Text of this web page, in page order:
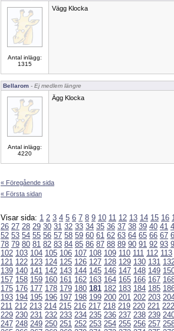
Antal inlägg:
1315
Vägg Klocka
Bellarom - Ej medlem längre
Antal inlägg:
4220
Ägg Klocka
« Föregående sida
« Första sidan
Visar sida: 1 2 3 4 5 6 7 8 9 10 11 12 13 14 15 16
26 27 28 29 30 31 32 33 34 35 36 37 38 39 40 41
52 53 54 55 56 57 58 59 60 61 62 63 64 65 66 67
78 79 80 81 82 83 84 85 86 87 88 89 90 91 92 93
102 103 104 105 106 107 108 109 110 111 112 113
121 122 123 124 125 126 127 128 129 130 131
139 140 141 142 143 144 145 146 147 148 149
157 158 159 160 161 162 163 164 165 166 167
175 176 177 178 179 180 181 182 183 184 185
193 194 195 196 197 198 199 200 201 202 203
211 212 213 214 215 216 217 218 219 220 221 222
229 230 231 232 233 234 235 236 237 238 239
247 248 249 250 251 252 253 254 255 256 257